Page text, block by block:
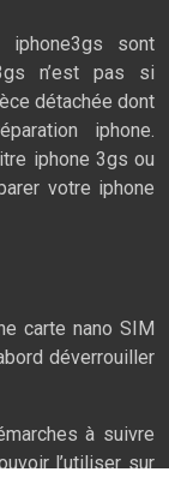
sont
n’est pas si
détachée dont
iphone.
iphone 3gs ou
votre iphone
carte nano SIM
déverrouiller
à suivre
l’utiliser sur